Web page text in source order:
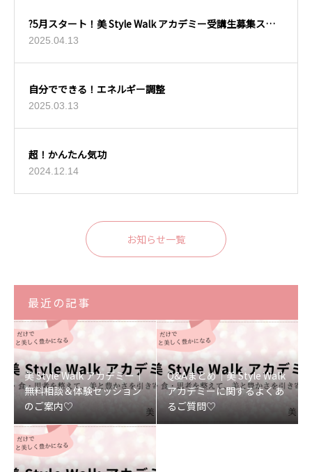
?5月スタート！美 Style Walk アカデミー受講生募集スタ
ート?
2025.04.13
自分でできる！エネルギー調整
2025.03.13
超！かんたん気功
2024.12.14
お知らせ一覧
最近の記事
美 Style Walk アカデミー｜
無料相談＆体験セッション
のご案内♡
Q&Aまとめ｜美 Style Walk
アカデミーに関するよくあ
るご質問♡